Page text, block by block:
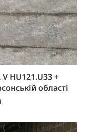
HU121.U33 +
області